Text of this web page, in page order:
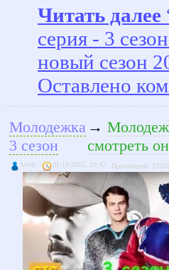
Читать далее
серия - 3
новый сезон
Оставлено
Молодежка
3 сезон
→
смотреть
kivik 21-10-2015, 10:42 Просмотров: 23250